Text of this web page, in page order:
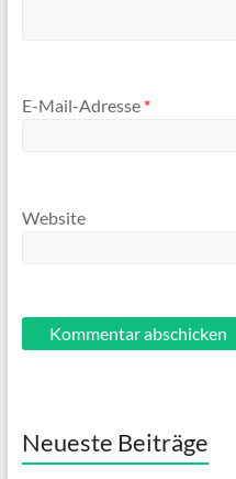
E-Mail-Adresse *
Website
Neueste Beiträge